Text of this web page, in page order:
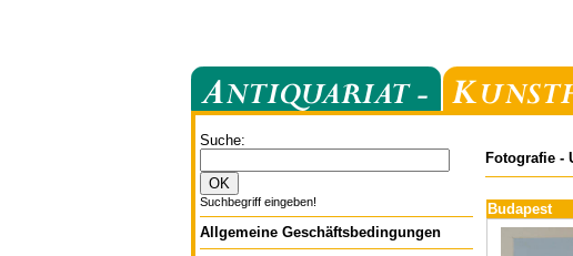
Suche:
Suchbegriff eingeben!
Allgemeine Geschäftsbedingungen
Fotografie -
Budapest